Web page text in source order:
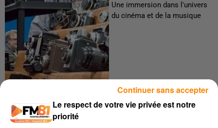
Une immersion dans l'univers
du cinéma et de la musique
PUCES DES COUTURIÈRES À
VERDALLE
Le respect de votre vie privée est notre
priorité
Continuer sans accepter